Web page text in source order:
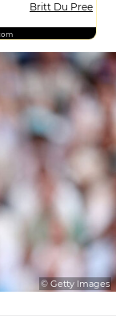
Britt Du Pree
© Getty Images